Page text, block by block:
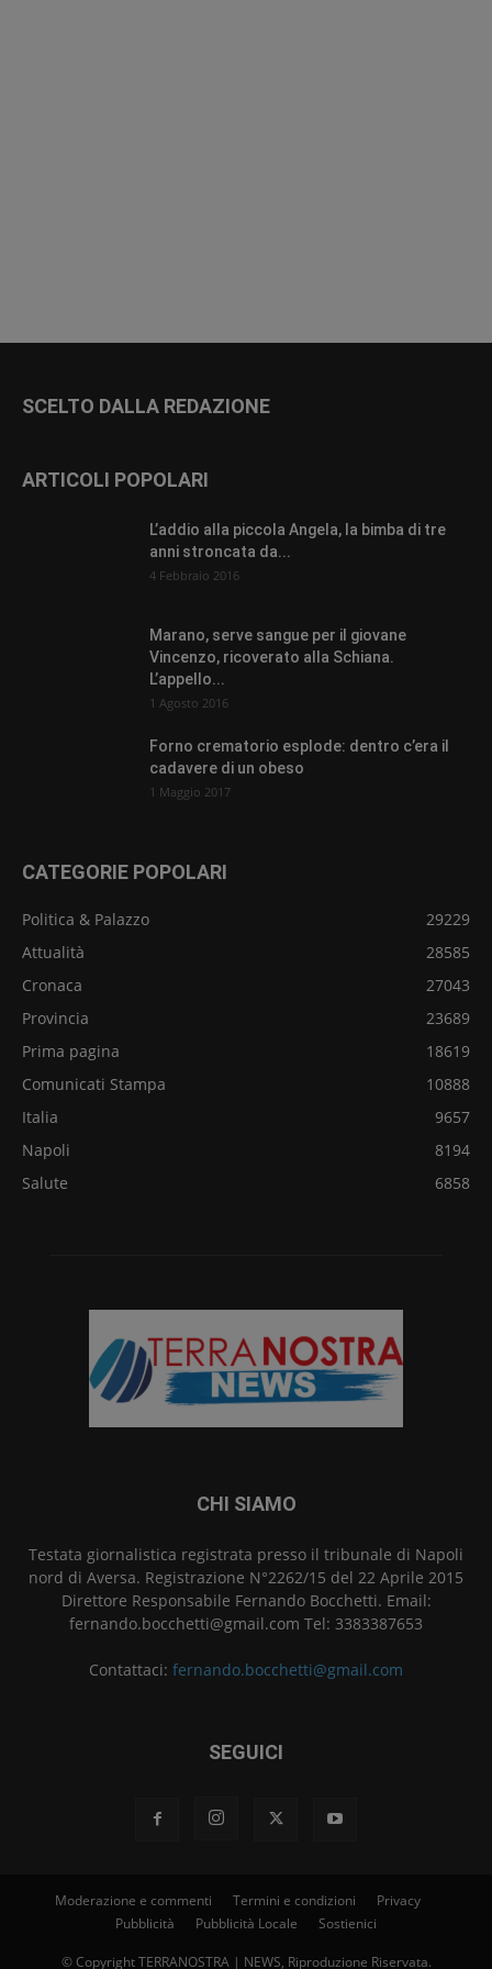
SCELTO DALLA REDAZIONE
ARTICOLI POPOLARI
L’addio alla piccola Angela, la bimba di tre
anni stroncata da...
4 Febbraio 2016
Marano, serve sangue per il giovane
Vincenzo, ricoverato alla Schiana.
L’appello...
1 Agosto 2016
Forno crematorio esplode: dentro c’era il
cadavere di un obeso
1 Maggio 2017
CATEGORIE POPOLARI
Politica & Palazzo
29229
Attualità
28585
Cronaca
27043
Provincia
23689
Prima pagina
18619
Comunicati Stampa
10888
Italia
9657
Napoli
8194
Salute
6858
CHI SIAMO
Testata giornalistica registrata presso il tribunale di Napoli
nord di Aversa. Registrazione N°2262/15 del 22 Aprile 2015
Direttore Responsabile Fernando Bocchetti. Email:
fernando.bocchetti@gmail.com Tel: 3383387653
Contattaci: fernando.bocchetti@gmail.com
SEGUICI
Moderazione e commenti Termini e condizioni
Privacy
Pubblicità
Pubblicità Locale Sostienici
© Copyright TERRANOSTRA | NEWS, Riproduzione Riservata.